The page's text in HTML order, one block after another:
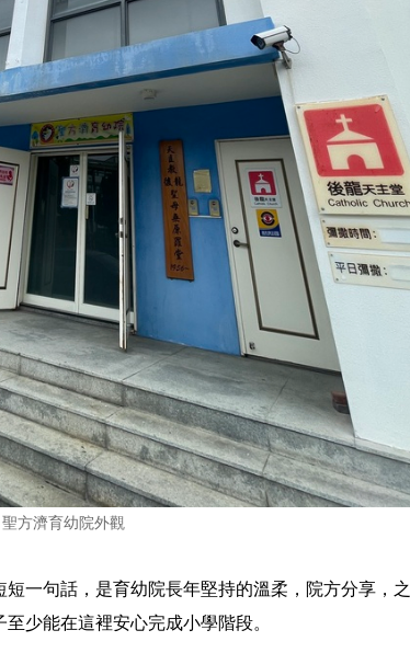
方濟育幼院外觀
一句話，是育幼院長年堅持的溫柔，院方分享，之
少能在這裡安心完成小學階段。